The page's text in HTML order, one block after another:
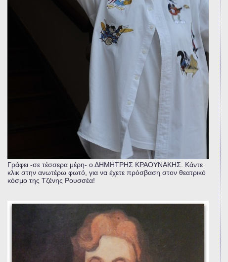
Γράφει -σε τέσσερα μέρη- ο ΔΗΜΗΤΡΗΣ ΚΡΑΟΥΝΑΚΗΣ. Κάντε
κλικ στην ανωτέρω φωτό, για να έχετε πρόσβαση στον θεατρικό
κόσμο της Τζένης Ρουσσέα!